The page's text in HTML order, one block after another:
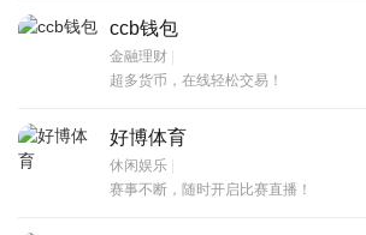
ccb钱包
金融理财 |
超多货币，在线轻松交易！
好博体育
休闲娱乐 |
赛事不断，随时开启比赛直播！